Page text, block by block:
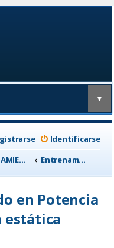
▼
Identificarse
ENTRENAMIENTO, medicina deportiva y nutrición Entrenamiento basado en Potencia
en Potencia
estática